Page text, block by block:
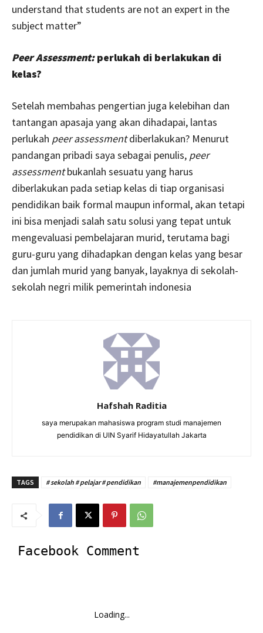
understand that students are not an expert in the
subject matter”
Peer Assessment:perlukah di berlakukan di
kelas?
Setelah membahas pengertian juga kelebihan dan
tantangan apasaja yang akan dihadapai, lantas
perlukah peer assessmentdiberlakukan? Menurut
pandangan pribadi saya sebagai penulis, peer
assessmentbukanlah sesuatu yang harus
diberlakukan pada setiap kelas di tiap organisasi
pendidikan baik formal maupun informal, akan tetapi
ini bisa menjadi salah satu solusi yang tepat untuk
mengevaluasi pembelajaran murid, terutama bagi
guru-guru yang dihadapkan dengan kelas yang besar
dan jumlah murid yang banyak, layaknya di sekolah-
sekolah negri milik pemerintah indonesia
Hafshah Raditia
saya merupakan mahasiswa program studi manajemen
pendidikan di UIN Syarif Hidayatullah Jakarta
TAGS # sekolah # pelajar # pendidikan #manajemenpendidikan
Facebook Comment
Loading...